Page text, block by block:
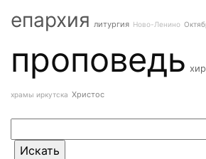
епархия литургия Ново-Ленино
проповедь
храмы иркутска Христос